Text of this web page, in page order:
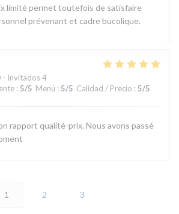
limité permet toutefois de satisfaire
prévenant et cadre bucolique.
- Invitados 4
: 5/5 Menú : 5/5 Calidad / Precio : 5/5
rapport qualité-prix. Nous avons passé
1 2 3